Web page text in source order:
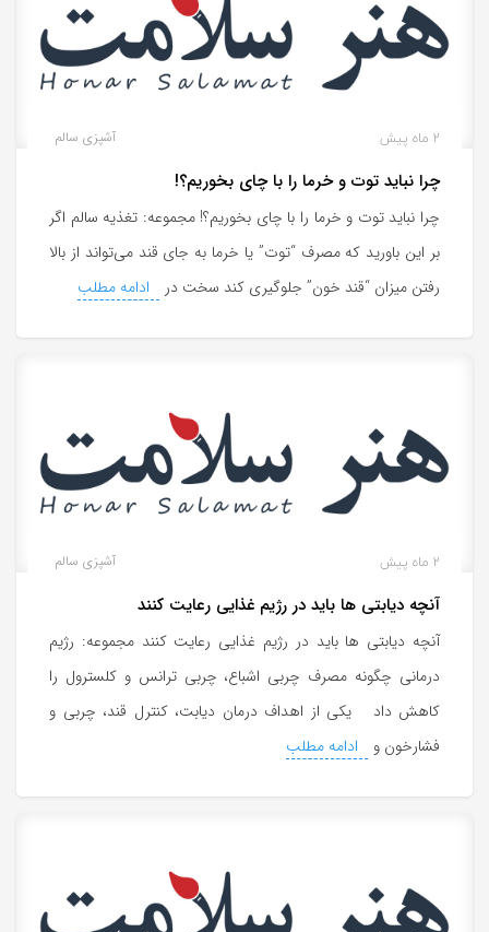
آشپزی سالم 2 ماه پیش
چرا نباید توت و خرما را با چای بخوریم؟!
چرا نباید توت و خرما را با چای بخوریم؟! مجموعه: تغذیه سالم اگر
بر این باورید که مصرف “توت” یا خرما به جای قند می‌تواند از بالا
رفتن میزان “قند خون” جلوگیری کند سخت در
ادامه مطلب
آشپزی سالم 2 ماه پیش
آنچه دیابتی ها باید در رژیم غذایی رعایت کنند
آنچه دیابتی ها باید در رژیم غذایی رعایت کنند مجموعه: رژیم
درمانی چگونه مصرف چربی اشباع، چربی ترانس و کلسترول را
کاهش داد یکی از اهداف درمان دیابت، کنترل قند، چربی و
فشارخون و
ادامه مطلب